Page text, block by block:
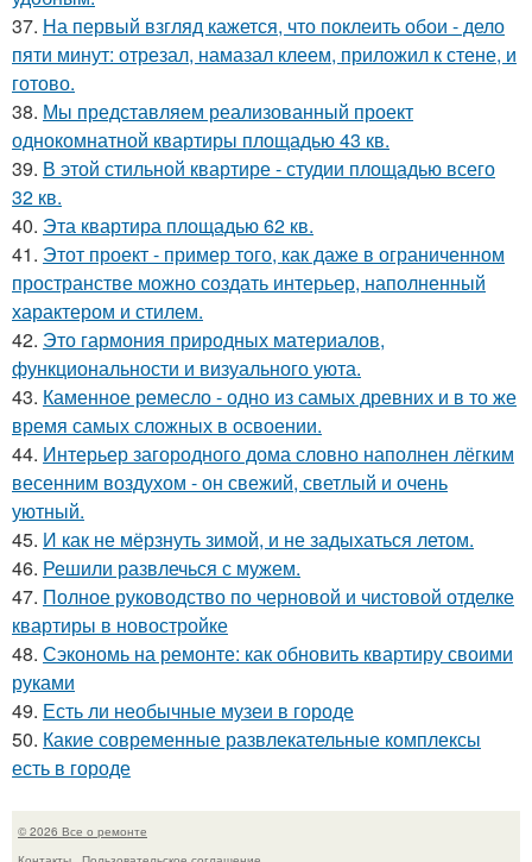
37. На первый взгляд кажется, что поклеить обои - дело
пяти минут: отрезал, намазал клеем, приложил к стене, и
готово.
38. Мы представляем реализованный проект
однокомнатной квартиры площадью 43 кв.
39. В этой стильной квартире - студии площадью всего
32 кв.
40. Эта квартира площадью 62 кв.
41. Этот проект - пример того, как даже в ограниченном
пространстве можно создать интерьер, наполненный
характером и стилем.
42. Это гармония природных материалов,
функциональности и визуального уюта.
43. Каменное ремесло - одно из самых древних и в то же
время самых сложных в освоении.
44. Интерьер загородного дома словно наполнен лёгким
весенним воздухом - он свежий, светлый и очень
уютный.
45. И как не мёрзнуть зимой, и не задыхаться летом.
46. Решили развлечься с мужем.
47. Полное руководство по черновой и чистовой отделке
квартиры в новостройке
48. Сэкономь на ремонте: как обновить квартиру своими
руками
49. Есть ли необычные музеи в городе
50. Какие современные развлекательные комплексы
есть в городе
© 2026 Все о ремонте